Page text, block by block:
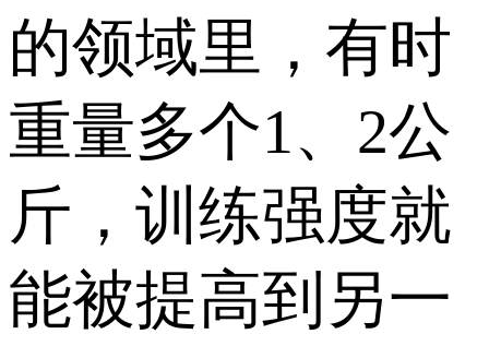
的领域里，有时
重量多个1、2公
斤，训练强度就
能被提高到另一